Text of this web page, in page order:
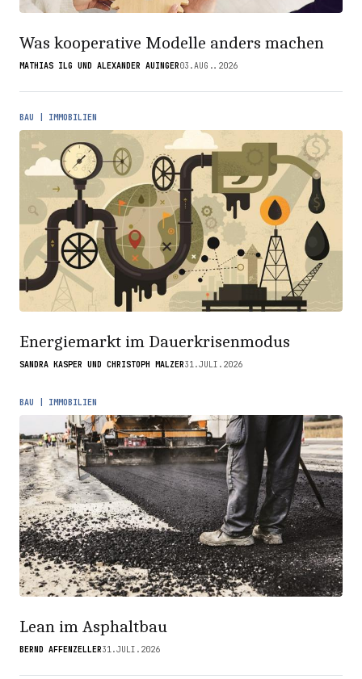
Was kooperative Modelle anders machen
MATHIAS ILG UND ALEXANDER AUINGER03.AUG..2026
BAU | IMMOBILIEN
Energiemarkt im Dauerkrisenmodus
SANDRA KASPER UND CHRISTOPH MALZER31.JULI.2026
BAU | IMMOBILIEN
Lean im Asphaltbau
BERND AFFENZELLER31.JULI.2026